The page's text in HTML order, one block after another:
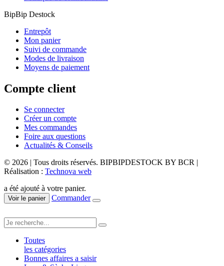
BipBip Destock
Entrepôt
Mon panier
Suivi de commande
Modes de livraison
Moyens de paiement
Compte client
Se connecter
Créer un compte
Mes commandes
Foire aux questions
Actualités & Conseils
© 2026 | Tous droits réservés. BIPBIPDESTOCK BY BCR |
Réalisation : Technova web
a été ajouté à votre panier.
Voir le panier Commander
Toutes
les catégories
Bonnes affaires a saisir